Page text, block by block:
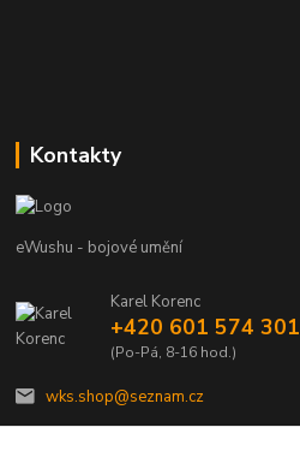
Kontakty
eWushu - bojové umění
Karel Korenc
+420 601 574 301
(Po-Pá, 8-16 hod.)
wks.shop@seznam.cz